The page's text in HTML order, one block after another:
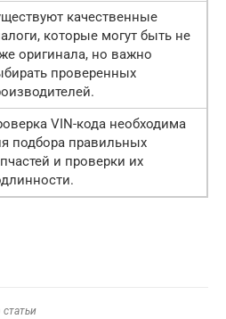
качественные
которые могут быть не
оригинала, но важно
проверенных
VIN-кода необходима
подбора правильных
и проверки их